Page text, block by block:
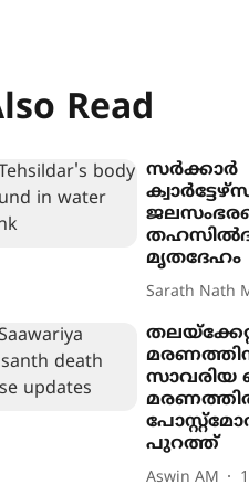
Read
സർക്കാർ
മൃതദേഹം
Sarath Nath
സാവരിയ
പുറത്ത്
Aswin AM